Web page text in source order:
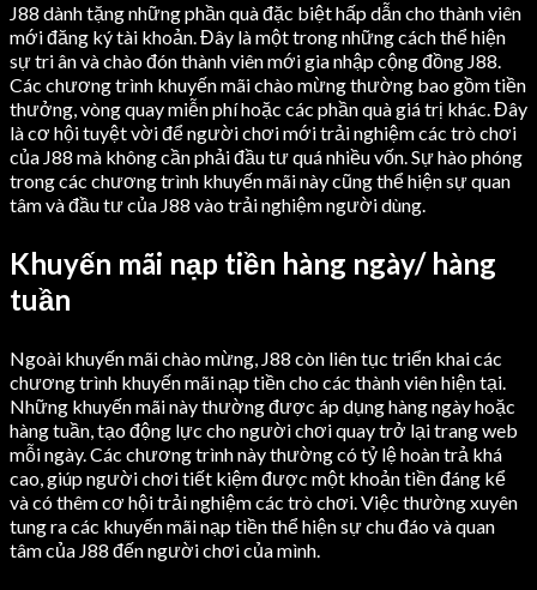
J88 dành tặng những phần quà đặc biệt hấp dẫn cho thành viên
mới đăng ký tài khoản. Đây là một trong những cách thể hiện
sự tri ân và chào đón thành viên mới gia nhập cộng đồng J88.
Các chương trình khuyến mãi chào mừng thường bao gồm tiền
thưởng, vòng quay miễn phí hoặc các phần quà giá trị khác. Đây
là cơ hội tuyệt vời để người chơi mới trải nghiệm các trò chơi
của J88 mà không cần phải đầu tư quá nhiều vốn. Sự hào phóng
trong các chương trình khuyến mãi này cũng thể hiện sự quan
tâm và đầu tư của J88 vào trải nghiệm người dùng.
Khuyến mãi nạp tiền hàng ngày/ hàng
tuần
Ngoài khuyến mãi chào mừng, J88 còn liên tục triển khai các
chương trình khuyến mãi nạp tiền cho các thành viên hiện tại.
Những khuyến mãi này thường được áp dụng hàng ngày hoặc
hàng tuần, tạo động lực cho người chơi quay trở lại trang web
mỗi ngày. Các chương trình này thường có tỷ lệ hoàn trả khá
cao, giúp người chơi tiết kiệm được một khoản tiền đáng kể
và có thêm cơ hội trải nghiệm các trò chơi. Việc thường xuyên
tung ra các khuyến mãi nạp tiền thể hiện sự chu đáo và quan
tâm của J88 đến người chơi của mình.